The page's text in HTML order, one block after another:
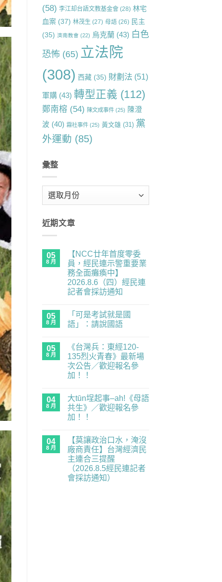
(58) 李江却台語文教基金會(28) 林宅
血案(37) 林茂生 (27) 母語(26) 民主
(35) 濟南教會 (22) 烏克蘭(43) 白色
恐怖 (65) 立法院
(308) 西藏(35) 財劃法(51)
軍購(43) 轉型正義 (112)
鄭南榕 (54) 陳文成事件(25) 陳澄
波 (40) 霧社事件(25) 黃文雄(31) 黨
外運動 (85)
彙整
近期文章
05
8 月
【NCC廿年首度零委
員，經民連示警重要業
務全面癱瘓中】
2026.8.6（四）經民連
記者會採訪通知
年
首
委
員，
經
民
連
示
要
業
務
全
中】
2026.8.6（四）
經
民
記
者
言
05
8 月
「可是考試就是國
語」：請說國語
是
考
試
就
是
國
說
國
語〉
中
留
言
05
8 月
《台灣兵：東經120-
135烈火青春》最新場
次公告／歡迎報名參
加！！
灣
兵：
東
經
青
春》
最
場
次
留
言
04
8 月
大tūn埕起事–ah!《母語
共生》／歡迎報名參
加！！
tūn
埕
起
事
ah!
《母
言
04
8 月
【莫讓政治口水，淹沒
廠商責任】台灣經濟民
主連合三提醒
（2026.8.5經民連記者
會採訪通知）